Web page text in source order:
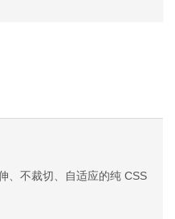
不裁切、自适应的纯 CSS 方案